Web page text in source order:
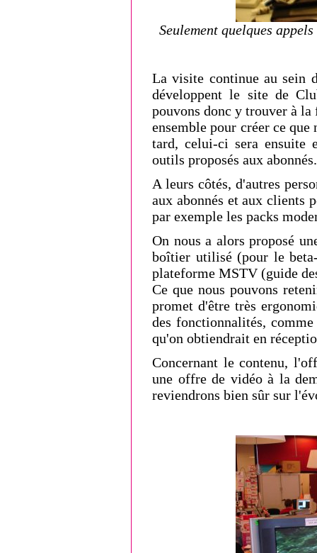
Seulement quelques
La visite continue au sein
développent le site de
pouvons donc y trouver à
ensemble pour créer ce
tard, celui-ci sera ensuite
outils proposés aux abonnés.
A leurs côtés, d'autres
aux abonnés et aux clients
par exemple les packs
On nous a alors proposé
boîtier utilisé (pour le
plateforme MSTV (guide
Ce que nous pouvons
promet d'être très
des fonctionnalités,
qu'on obtiendrait en
Concernant le contenu,
une offre de vidéo à la
reviendrons bien sûr sur